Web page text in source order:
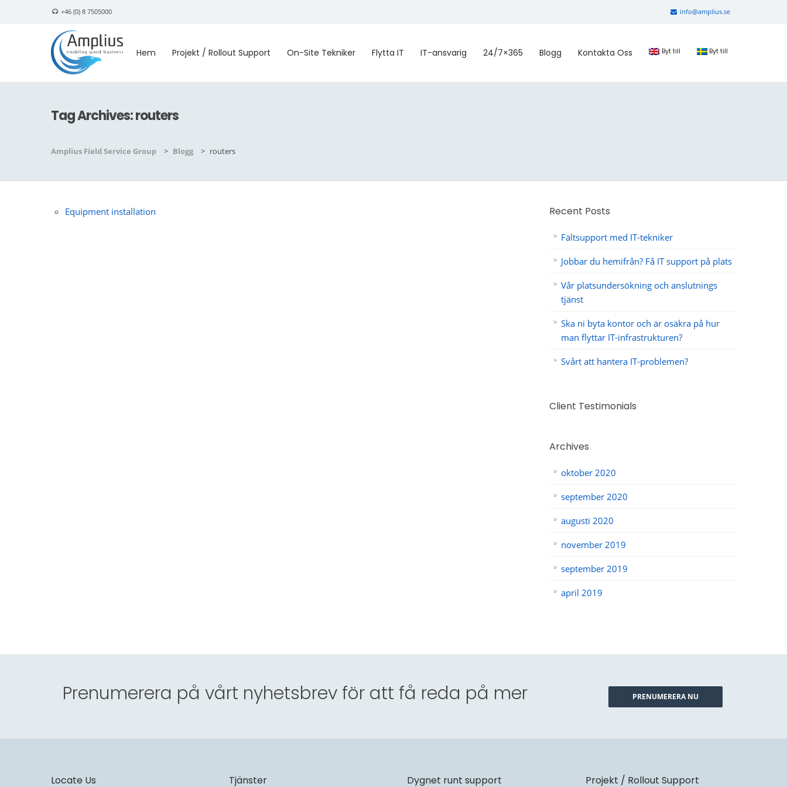
+46 (0) 8 7505000 info@amplius.se
Hem Projekt / Rollout Support On-Site Tekniker Flytta IT IT-ansvarig 24/7×365 Blogg Kontakta Oss Byt till Byt till
Tag Archives:routers
Amplius Field Service Group > Blogg > routers
Equipment installation Recent Posts
Fältsupport med IT-tekniker
Jobbar du hemifrån? Få IT support på plats
Vår platsundersökning och anslutnings
tjänst
Ska ni byta kontor och är osäkra på hur
man flyttar IT-infrastrukturen?
Svårt att hantera IT-problemen?
Client Testimonials
Archives
oktober 2020
september 2020
augusti 2020
november 2019
september 2019
april 2019
Prenumerera på vårt nyhetsbrev för att få reda på mer PRENUMERERA NU
Locate Us Tjänster Dygnet runt support Projekt / Rollout Support